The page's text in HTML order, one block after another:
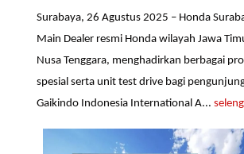
Surabaya, 26 Agustus 2025 – Honda
Main Dealer resmi Honda wilayah Jawa
Nusa Tenggara, menghadirkan berbagai
spesial serta unit test drive bagi
Gaikindo Indonesia International A...